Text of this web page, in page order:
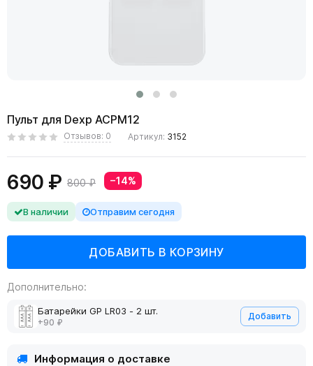
Пульт для Dexp ACPM12
Отзывов: 0 Артикул: 3152
690 ₽ 800 ₽ −14%
В наличии Отправим сегодня
Дополнительно:
Батарейки GP LR03 - 2 шт.
+90 ₽
Добавить
Информация о доставке